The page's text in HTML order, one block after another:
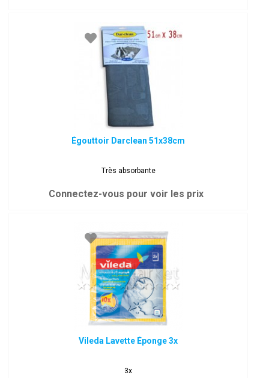
Égouttoir Darclean 51x38cm
Très absorbante
Connectez-vous pour voir les prix
Vileda Lavette Éponge 3x
3x